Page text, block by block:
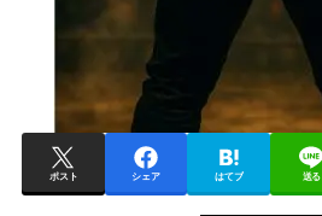
ポスト シェア はてブ 送る